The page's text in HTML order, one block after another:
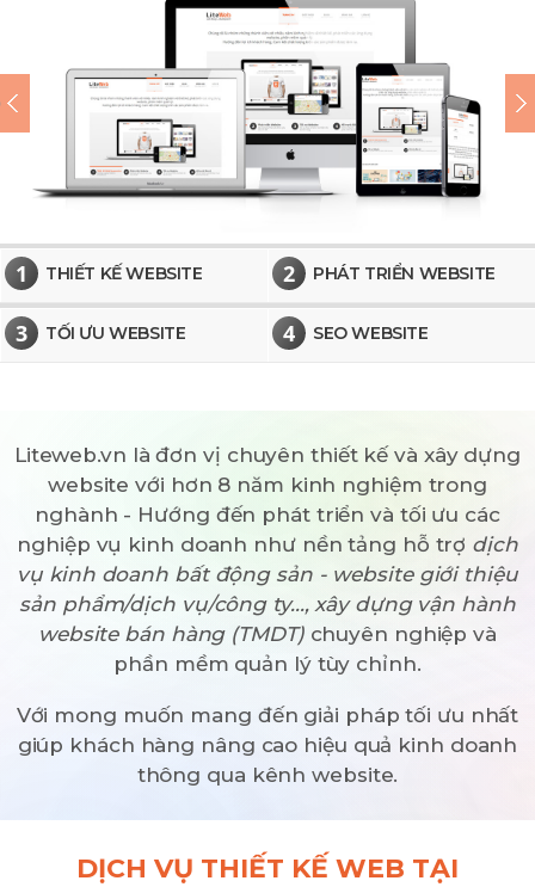
1 THIẾT KẾ WEBSITE 2 PHÁT TRIỂN WEBSITE
3 TỐI ƯU WEBSITE 4 SEO WEBSITE
Liteweb.vn là đơn vị chuyên thiết kế và xây dựng
website với hơn 8 năm kinh nghiệm trong
nghành - Hướng đến phát triển và tối ưu các
nghiệp vụ kinh doanh như nền tảng hỗ trợ dịch
vụ kinh doanh bất động sản - website giới thiệu
sản phẩm/dịch vụ/công ty..., xây dựng vận hành
website bán hàng (TMDT)chuyên nghiệp và
phần mềm quản lý tùy chỉnh.
Với mong muốn mang đến giải pháp tối ưu nhất
giúp khách hàng nâng cao hiệu quả kinh doanh
thông qua kênh website.
DỊCH VỤ THIẾT KẾ WEB TẠI